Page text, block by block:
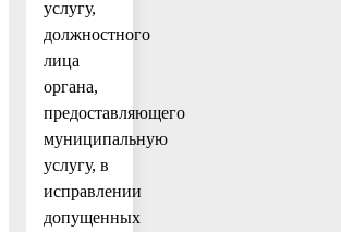
услугу,
должностного
лица
органа,
предоставляющего
муниципальную
услугу, в
исправлении
допущенных